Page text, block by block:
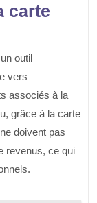
carte
outil
vers
associés à la
grâce à la carte
doivent pas
revenus, ce qui